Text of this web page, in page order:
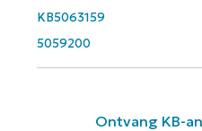
KB5063159
5059200
Ontvang KB-